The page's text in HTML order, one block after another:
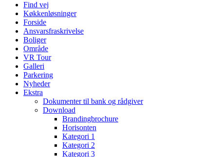
Find vej
Køkkenløsninger
Forside
Ansvarsfraskrivelse
Boliger
Område
VR Tour
Galleri
Parkering
Nyheder
Ekstra
Dokumenter til bank og rådgiver
Download
Brandingbrochure
Horisonten
Kategori 1
Kategori 2
Kategori 3